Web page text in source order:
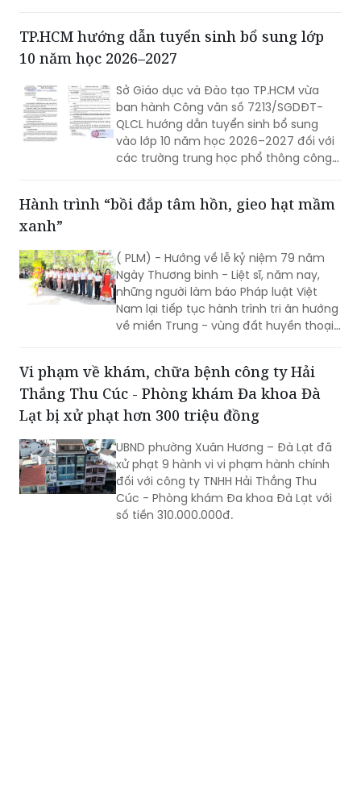
phòng bệnh, theo dõi sức khỏe và đến
cơ sở y tế kịp thời khi có dấu hiệu nghi
các biến chứng có thể xảy ra.
TP.HCM hướng dẫn tuyển sinh bổ sung lớp
10 năm học 2026–2027
Sở Giáo dục và Đào tạo TP.HCM vừa
ban hành Công văn số 7213/SGDĐT-
QLCL hướng dẫn tuyển sinh bổ sung
vào lớp 10 năm học 2026–2027 đối với
các trường trung học phổ thông công
tuyển sinh vừa qua.
Hành trình “bồi đắp tâm hồn, gieo hạt mầm
xanh”
( PLM) - Hướng về lễ kỷ niệm 79 năm
Ngày Thương binh - Liệt sĩ, năm nay,
những người làm báo Pháp luật Việt
Nam lại tiếp tục hành trình tri ân hướng
về miền Trung - vùng đất huyền thoại
xuân cho độc lập, tự do của Tổ quốc.
Vi phạm về khám, chữa bệnh công ty Hải
Thắng Thu Cúc - Phòng khám Đa khoa Đà
Lạt bị xử phạt hơn 300 triệu đồng
UBND phường Xuân Hương – Đà Lạt đã
xử phạt 9 hành vi vi phạm hành chính
đối với công ty TNHH Hải Thắng Thu
Cúc - Phòng khám Đa khoa Đà Lạt với
số tiền 310.000.000đ.